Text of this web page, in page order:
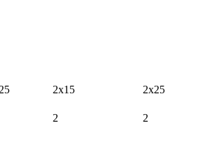
2х15 2х25
2 2